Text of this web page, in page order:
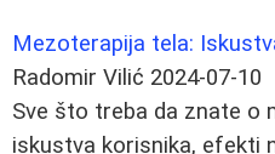
Mezoterapija tela:
Radomir Vilić 2024-07-10
Sve što treba da znate o
iskustva korisnika, efekti